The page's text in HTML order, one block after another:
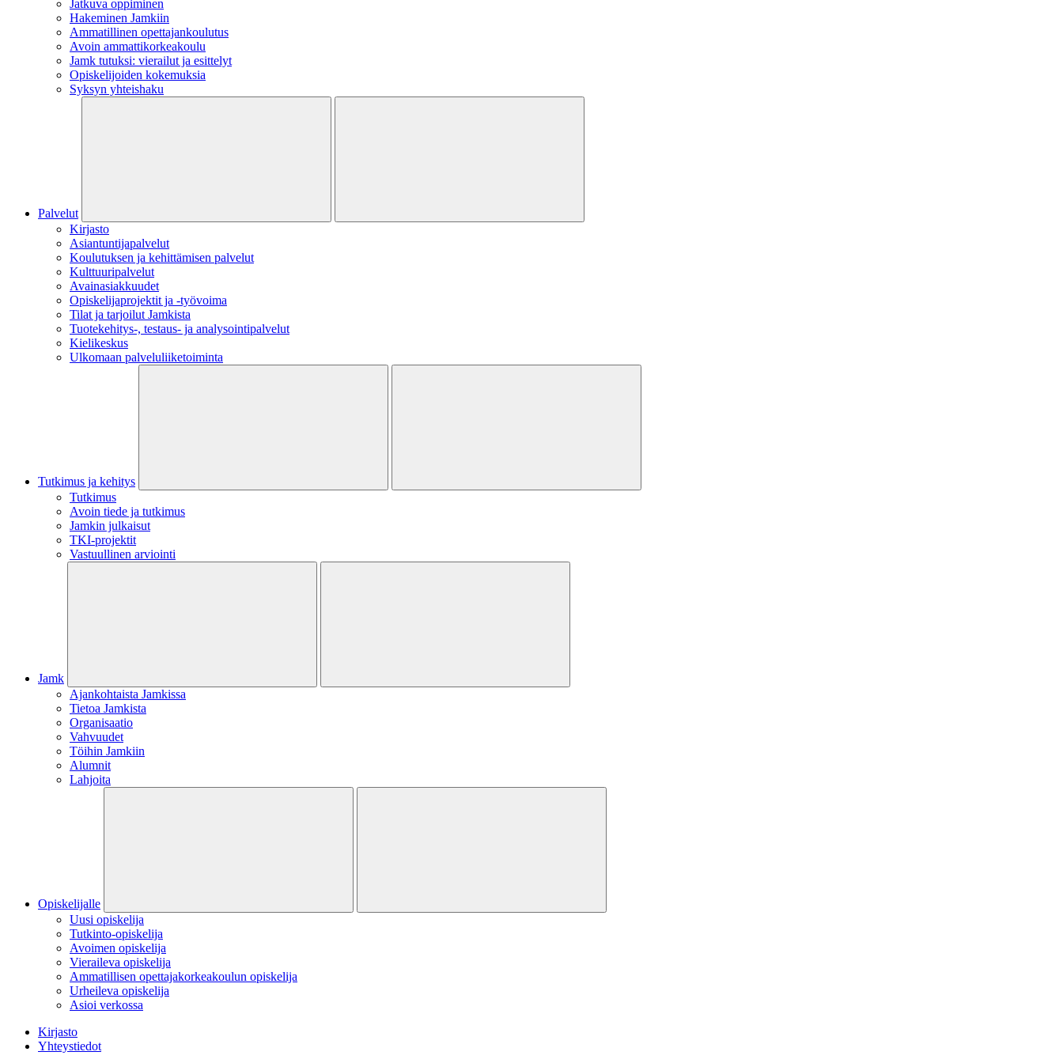
Jatkuva oppiminen
Hakeminen Jamkiin
Ammatillinen opettajankoulutus
Avoin ammattikorkeakoulu
Jamk tutuksi: vierailut ja esittelyt
Opiskelijoiden kokemuksia
Syksyn yhteishaku
Palvelut
Kirjasto
Asiantuntijapalvelut
Koulutuksen ja kehittämisen palvelut
Kulttuuripalvelut
Avainasiakkuudet
Opiskelijaprojektit​ ja -työvoima
Tilat ja tarjoilut Jamkista
Tuotekehitys-, testaus- ja analysointipalvelut
Kielikeskus
Ulkomaan palveluliiketoiminta
Tutkimus ja kehitys
Tutkimus
Avoin tiede ja tutkimus
Jamkin julkaisut
TKI-projektit
Vastuullinen arviointi
Jamk
Ajankohtaista Jamkissa
Tietoa Jamkista
Organisaatio
Vahvuudet
Töihin Jamkiin
Alumnit
Lahjoita
Opiskelijalle
Uusi opiskelija
Tutkinto-opiskelija
Avoimen opiskelija
Vieraileva opiskelija
Ammatillisen opettajakorkeakoulun opiskelija
Urheileva opiskelija
Asioi verkossa
Kirjasto
Yhteystiedot